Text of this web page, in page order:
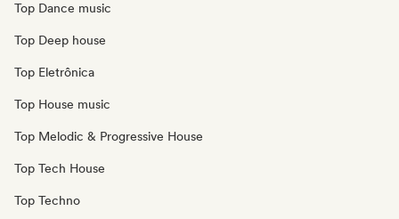
Top Dance music
Top Deep house
Top Eletrônica
Top House music
Top Melodic & Progressive House
Top Tech House
Top Techno